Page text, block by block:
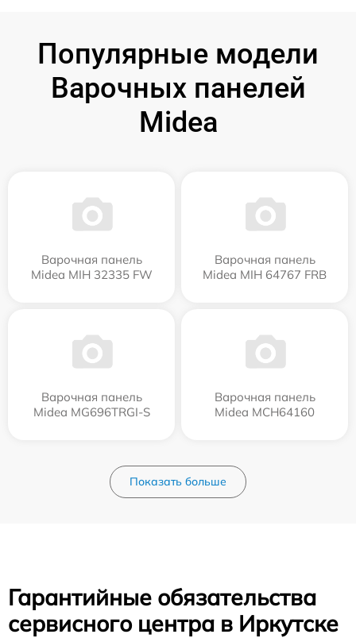
Популярные модели
Варочных панелей
Midea
Варочная панель
Midea MIH 32335 FW
Варочная панель
Midea MIH 64767 FRB
Варочная панель
Midea MG696TRGI-S
Варочная панель
Midea MCH64160
Показать больше
Гарантийные обязательства
сервисного центра в Иркутске